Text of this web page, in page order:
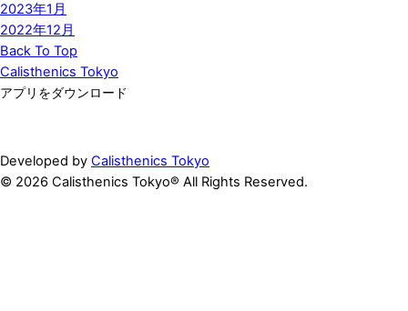
2023年1月
2022年12月
Back To Top
Calisthenics Tokyo
アプリをダウンロード
Developed by Calisthenics Tokyo
© 2026 Calisthenics Tokyo® All Rights Reserved.